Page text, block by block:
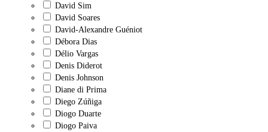
David Sim
David Soares
David-Alexandre Guéniot
Débora Dias
Délio Vargas
Denis Diderot
Denis Johnson
Diane di Prima
Diego Zúñiga
Diogo Duarte
Diogo Paiva